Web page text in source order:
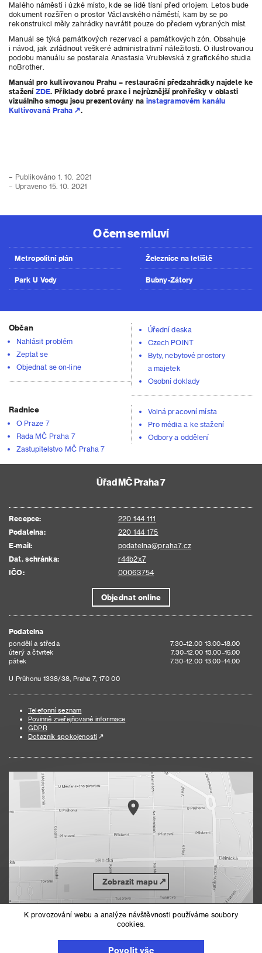
Malého náměstí i úzké místo, kde se lidé tísní před orlojem. Letos bude
dokument rozšířen o prostor Václavského náměstí, kam by se po
rekonstrukci měly zahrádky navrátit pouze do předem vybraných míst.
Manuál se týká památkových rezervací a památkových zón. Obsahuje
i návod, jak zvládnout veškeré administrativní náležitosti. O ilustrovanou
podobu manuálu se postarala Anastasia Vrublevská z grafického studia
noBrother.
Manuál pro kultivovanou Prahu – restaurační předzahrádky najdete ke
stažení ZDE. Příklady dobré praxe i nejrůznější prohřešky v oblasti
vizuálního smogu jsou prezentovány na instagramovém kanálu
Kultivovaná Praha
.
– Publikováno 1. 10. 2021
– Upraveno 15. 10. 2021
O čem se mluví
Metropolitní plán
Park U Vody
Železnice na letiště
Bubny-Zátory
Občan
Nahlásit problém
Zeptat se
Objednat se on-line
Úřední deska
Czech POINT
Byty, nebytové prostory
a majetek
Osobní doklady
Radnice
O Praze 7
Rada MČ Praha 7
Zastupitelstvo MČ Praha 7
Volná pracovní místa
Pro média a ke stažení
Odbory a oddělení
Úřad MČ Praha 7
Recepce:
220 144 111
Podatelna:
220 144 175
E-mail:
podatelna@praha7.cz
Dat. schránka:
r44b2x7
IČO:
00063754
Objednat online
Podatelna
pondělí a středa
7.30–12.00 13.00–18.00
úterý a čtvrtek
7.30–12.00 13.00–15.00
pátek
7.30–12.00 13.00–14.00
U Průhonu 1338/38, Praha 7, 170 00
Telefonní seznam
Povinně zveřejňované informace
GDPR
Dotazník spokojenosti
Zobrazit mapu
K provozování webu a analýze návštěvnosti používáme soubory
cookies.
Povolit vše